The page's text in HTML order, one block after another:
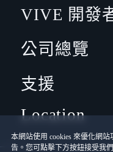
本網站使用 cookies 來優化網
告。您可點擊下方按鈕接受我
VIVE 開發
公司總覽
支援
Location